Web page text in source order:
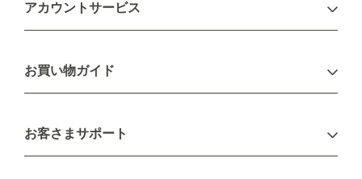
アカウントサービス
新規会員登録
お買い物ガイド
配送について
不良品・返品について
お客さまサポート